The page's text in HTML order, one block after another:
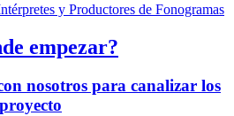
y Productores de Fonogramas
empezar?
nosotros para canalizar los